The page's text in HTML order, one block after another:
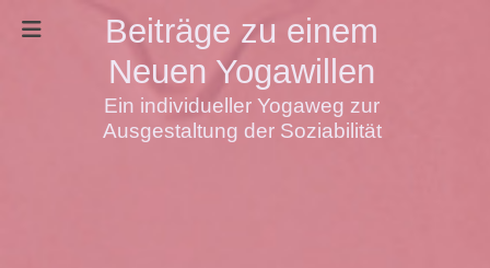
Beiträge zu einem
Neuen Yogawillen
Ein individueller Yogaweg zur
Ausgestaltung der Soziabilität